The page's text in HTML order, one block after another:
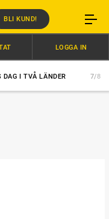
BLI KUND!
I TVÅ LÄNDER 7/8
LOGGA IN